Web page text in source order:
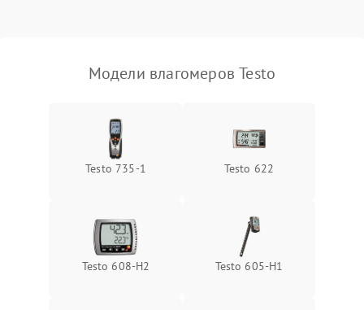
индикатора уровня
1000 ₽ Подробнее →
Модели влагомеров Testo
Testo 735-1 Testo 622
Testo 608-H2 Testo 605-H1